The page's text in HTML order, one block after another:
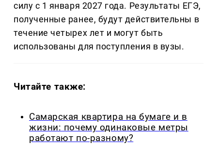
силу с 1 января 2027 года. Результаты ЕГЭ,
полученные ранее, будут действительны в
течение четырех лет и могут быть
использованы для поступления в вузы.
Читайте также:
Самарская квартира на бумаге и в
жизни: почему одинаковые метры
работают по-разному?